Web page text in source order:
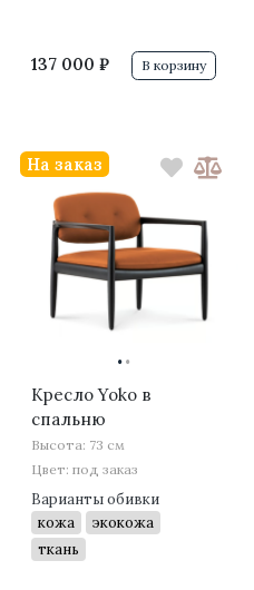
137 000 ₽ В корзину
··
Кресло Yoko в
спальню
Высота: 73 см
Цвет: под заказ
Варианты обивки
кожа
экокожа
ткань
На заказ